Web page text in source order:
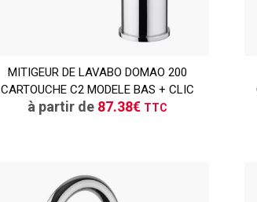
MITIGEUR DE LAVABO DOMAO 200
CARTOUCHE C2 MODELE BAS + CLIC
à partir de 87.38€ TTC
CONSULTER
Demande de devis